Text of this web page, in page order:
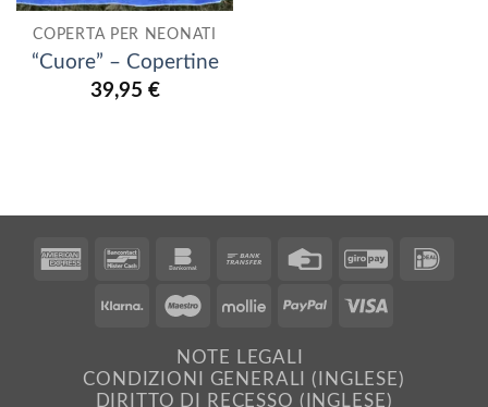
COPERTA PER NEONATI
“Cuore” – Copertine
39,95 €
AmericanBancontactBankomat
Bank
CreditGiroPay
Klarna MaestroMolliePayPalVisa
NOTE LEGALI
CONDIZIONI GENERALI (INGLESE)
DIRITTO DI RECESSO (INGLESE)